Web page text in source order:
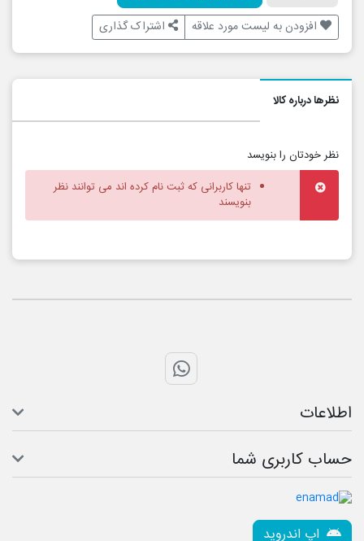
افزودن به لیست مورد علاقه اشتراک گذاری
نظرها درباره کالا
نظر خودتان را بنویسد
تنها کاربرانی که ثبت نام کرده اند می توانند نظر
بنویسند
تماس با واتس اپ
اطلاعات
حساب کاربری شما
اپ اندروید